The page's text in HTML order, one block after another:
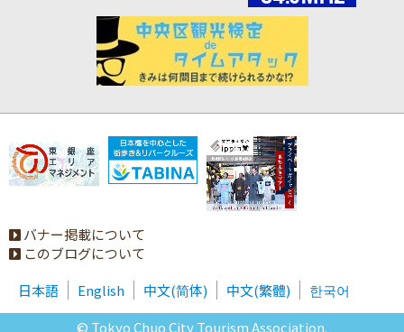
バナー掲載について
このブログについて
日本語
English 中文(简体) 中文(繁體)
한국어
© Tokyo Chuo City Tourism Association.